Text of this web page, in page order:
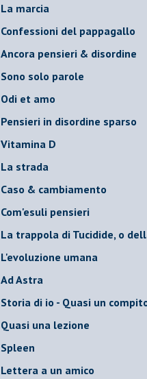
La marcia
Confessioni del pappagallo
Ancora pensieri & disordine
Sono solo parole
Odi et amo
Pensieri in disordine sparso
Vitamina D
La strada
Caso & cambiamento
Com'esuli pensieri
La trappola di Tucidide, o
L'evoluzione umana
Ad Astra
Storia di io - Quasi un
Quasi una lezione
Spleen
Lettera a un amico